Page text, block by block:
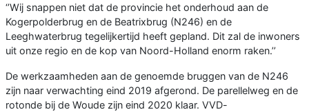
‘’Wij snappen niet dat de provincie het onderhoud aan de
Kogerpolderbrug en de Beatrixbrug (N246) en de
Leeghwaterbrug tegelijkertijd heeft gepland. Dit zal de inwoners
uit onze regio en de kop van Noord-Holland enorm raken.’’
De werkzaamheden aan de genoemde bruggen van de N246
zijn naar verwachting eind 2019 afgerond. De parellelweg en de
rotonde bij de Woude zijn eind 2020 klaar. VVD-